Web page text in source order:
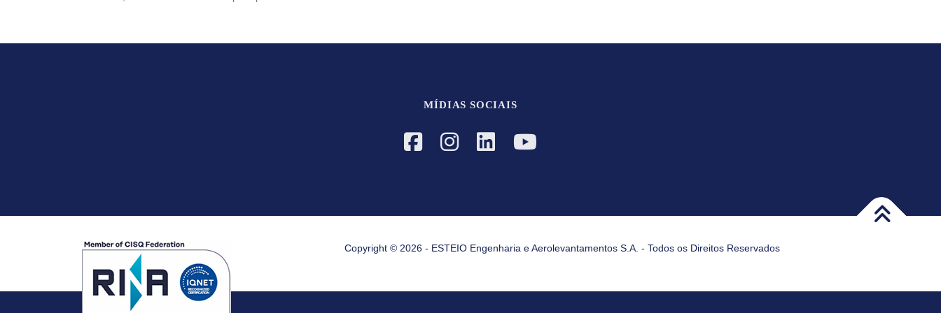
MÍDIAS SOCIAIS
Copyright © 2026 - ESTEIO Engenharia e Aerolevantamentos S.A. - Todos os Direitos Reservados